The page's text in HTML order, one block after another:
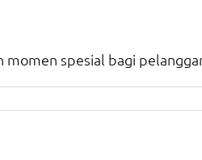
spesial bagi